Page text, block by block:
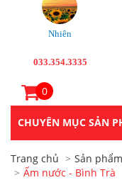
Nhiên
033.354.3335
0
CHUYÊN MỤC SẢN
Trang chủ Sản phẩm
Ấm nước - Bình Trà